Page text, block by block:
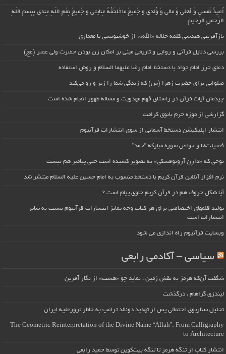
اُعیذُ نَفسی وَ أهلی وَ مالی وَ وُلدی و جَمیعَ ما تَلحَقُهُ عِنایتی و جَمیعَ نِعَمِ اللّهِ عِندی بِبِسمِ اللّهِ
الرَّحمنِ الرَّحیمِ
بازآفرینی هندسی کلمه جلاله «الله»؛ از خوشنویسی تا معماری
بررسی دلایل قرآنی و روایی و تاریخی مبنی بر امکان زن بودن حضرت ولی عصر (عج)
دعای حرز امام جواد با دستخط امام رضا علیهما السلام و روش استفاده
صلواتی برای حضرت زهرا (س) که زندگی شما را زیر و رو می‌کند
چیدمان آیات قرآن در راستای فهم مهدویت و مساله ظهور انجام شده است
گزارشی از موزه حرم بانوی کرامت
انتشار اپلیکیشن دستخط آسمانی از سوی انتشارات قرآنیوم
فضیلت‌ها و خواص سوره مبارکه “حمد”
نوحی که «دارِن آرونوفسکی» به تصویر کشیده است حتی پیامبر هم نیست
نرم افزار آنلاین قرآن کریم با دستخط منسوب به امام حسین علیه السلام منتشر شد
آیا شکل حروف هم در قرآن کریم حاوی پیام است ؟
تولید قلمهای اختصاصی برای هر کتاب وجه تمایز انتشارات قرآنیوم نسبت به سایر
انتشارات است
وبسایت قرآنیوم راه اندازی می شود
سیاسی – آکادمی رابعی
شگفت آن‌که هرمز به نقش زمین ، نماید چو «هشت» از نگار آفرین
لیندزی گراهام ، درگذشت
تحلیل سناریوی احتمالی پس از تهدید دونالد ترامپ به خاطر ترورعلیه ایران
The Geometric Reinterpretation of the Divine Name “Allah”: From Calligraphy
to Architecture
انتشار کتاب از تنگه هرمز تا تنگه بیت‌کوین توسط حمید رابعی